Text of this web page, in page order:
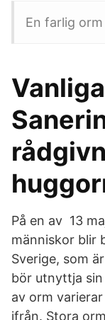
En farlig
På en av 13
människor blir
Sverige, som
bör utnyttja
av orm
ifrån. Stora